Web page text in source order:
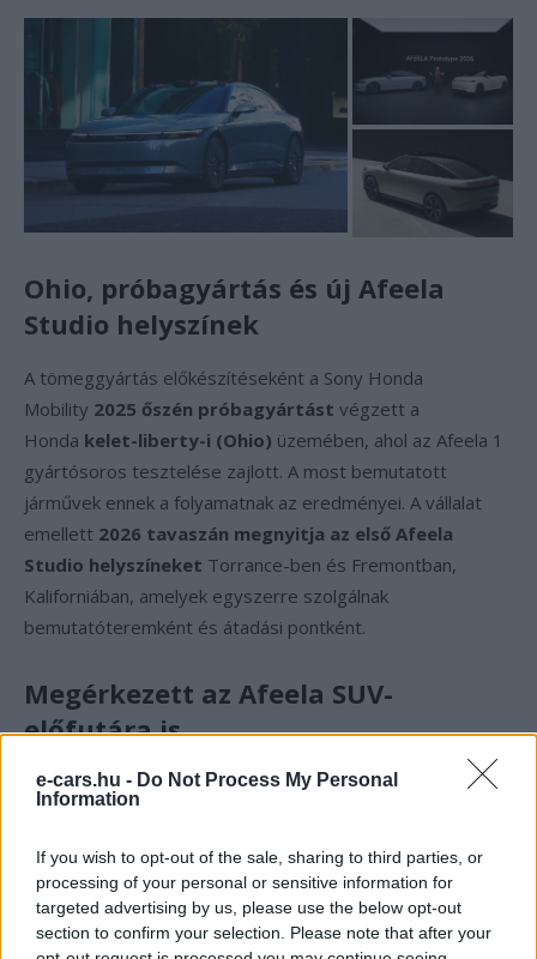
e-cars.hu - Do Not Process My Personal
Information
If you wish to opt-out of the sale, sharing to third parties, or
processing of your personal or sensitive information for
targeted advertising by us, please use the below opt-out
section to confirm your selection. Please note that after your
Ohio, próbagyártás és új Afeela
Studio helyszínek
A tömeggyártás előkészítéseként a Sony Honda
Mobility 2025 őszén próbagyártást végzett a
Honda kelet-liberty-i (Ohio) üzemében, ahol az Afeela 1
gyártósoros tesztelése zajlott. A most bemutatott
járművek ennek a folyamatnak az eredményei. A vállalat
emellett 2026 tavaszán megnyitja az első Afeela
Studio helyszíneket Torrance-ben és Fremontban,
Kaliforniában, amelyek egyszerre szolgálnak
bemutatóteremként és átadási pontként.
Megérkezett az Afeela SUV-
előfutára is
Az Afeela 1 mellett bemutatkozott azAfeela Prototype
2026, egyakkumulátoros elektromos SUV-kupé
Afeela 1 dizájnját, ugyanakkornagyobb térkínálatot és
jobb hozzáférhetőségetígér. Bár a méretekről és a
műszaki adatokról egyelőre nem közöltek részleteket, a